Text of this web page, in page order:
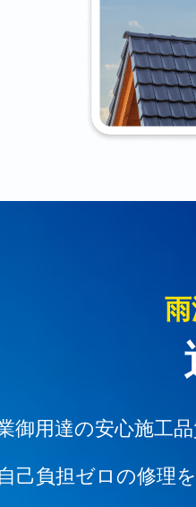
御用達の安心施工
己負担ゼロの修理